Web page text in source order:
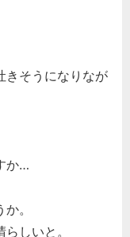
きそうになりなが
か…
。
しいと。